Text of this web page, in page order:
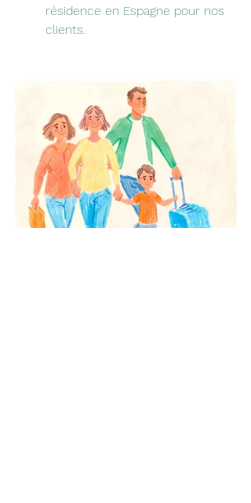
résidence en Espagne pour nos
clients.